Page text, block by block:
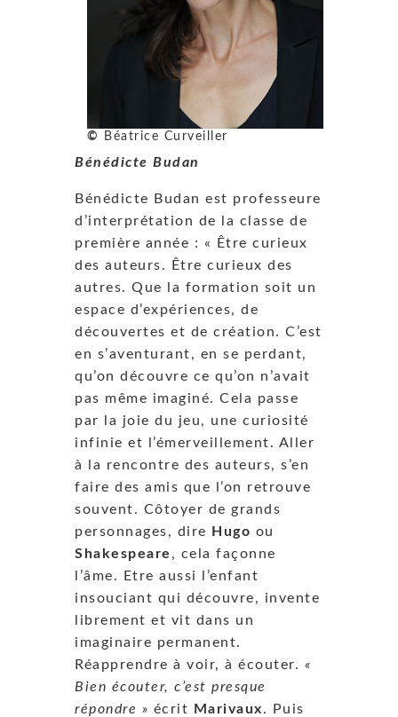
© Béatrice Curveiller
Bénédicte Budan
Bénédicte Budan est professeure
d’interprétation de la classe de
première année : « Être curieux
des auteurs. Être curieux des
autres. Que la formation soit un
espace d’expériences, de
découvertes et de création. C’est
en s’aventurant, en se perdant,
qu’on découvre ce qu’on n’avait
pas même imaginé. Cela passe
par la joie du jeu, une curiosité
infinie et l’émerveillement. Aller
à la rencontre des auteurs, s’en
faire des amis que l’on retrouve
souvent. Côtoyer de grands
personnages, dire
Hugo ou
Shakespeare , cela façonne
l’âme. Etre aussi l’enfant
insouciant qui découvre, invente
librement et vit dans un
imaginaire permanent.
Réapprendre à voir, à écouter. «
Bien écouter, c’est presque
répondre » écrit Marivaux. Puis